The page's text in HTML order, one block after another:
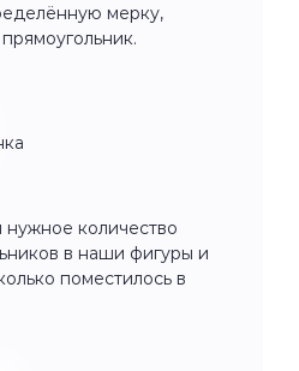
мерку,
количество
в наши фигуры и
поместилось в